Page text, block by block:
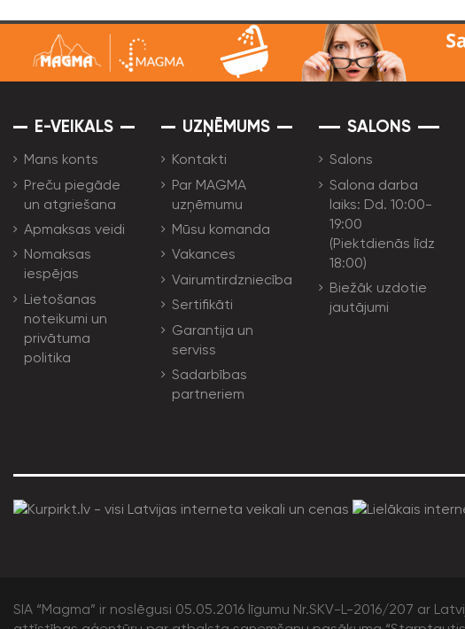
E-VEIKALS
Mans konts
Preču piegāde
un atgriešana
Apmaksas veidi
Nomaksas
iespējas
Lietošanas
noteikumi un
privātuma
politika
UZŅĒMUMS
Kontakti
Par MAGMA
uzņēmumu
Mūsu komanda
Vakances
Vairumtirdzniecība
Sertifikāti
Garantija un
serviss
Sadarbības
partneriem
SALONS
Salons
Salona darba
laiks: Dd. 10:00-
19:00
(Piektdienās līdz
18:00)
Biežāk uzdotie
jautājumi
SIA “Magma” ir noslēgusi 05.05.2016 līgumu Nr.SKV-L-2016/207 ar